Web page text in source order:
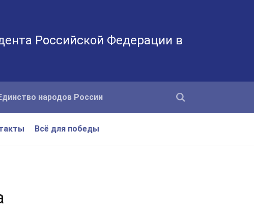
Российской Федерации в
народов России
Всё для победы